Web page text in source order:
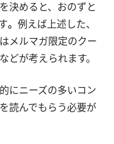
決めると、おのずと
。 例えば上述した、
メルマガ限定のクー
どが考えられます。
にニーズの多いコン
読んでもらう必要が